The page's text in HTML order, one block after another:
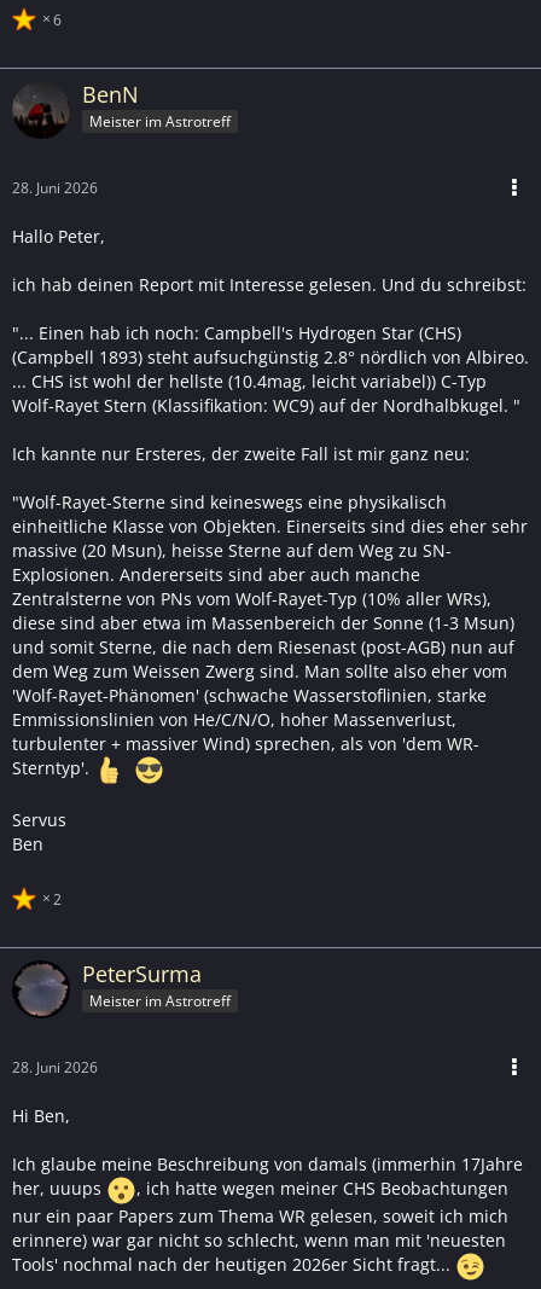
6
BenN
Meister im Astrotreff
28. Juni 2026
Hallo Peter,
ich hab deinen Report mit Interesse gelesen. Und du schreibst:
"... Einen hab ich noch: Campbell's Hydrogen Star (CHS)
(Campbell 1893) steht aufsuchgünstig 2.8° nördlich von Albireo.
... CHS ist wohl der hellste (10.4mag, leicht variabel)) C-Typ
Wolf-Rayet Stern (Klassifikation: WC9) auf der Nordhalbkugel. "
Ich kannte nur Ersteres, der zweite Fall ist mir ganz neu:
"Wolf-Rayet-Sterne sind keineswegs eine physikalisch
einheitliche Klasse von Objekten. Einerseits sind dies eher sehr
massive (20 Msun), heisse Sterne auf dem Weg zu SN-
Explosionen. Andererseits sind aber auch manche
Zentralsterne von PNs vom Wolf-Rayet-Typ (10% aller WRs),
diese sind aber etwa im Massenbereich der Sonne (1-3 Msun)
und somit Sterne, die nach dem Riesenast (post-AGB) nun auf
dem Weg zum Weissen Zwerg sind. Man sollte also eher vom
'Wolf-Rayet-Phänomen' (schwache Wasserstoflinien, starke
Emmissionslinien von He/C/N/O, hoher Massenverlust,
turbulenter + massiver Wind) sprechen, als von 'dem WR-
Sterntyp'.
Servus
Ben
2
PeterSurma
Meister im Astrotreff
28. Juni 2026
Hi Ben,
Ich glaube meine Beschreibung von damals (immerhin 17Jahre
her, uuups
, ich hatte wegen meiner CHS Beobachtungen
nur ein paar Papers zum Thema WR gelesen, soweit ich mich
erinnere) war gar nicht so schlecht, wenn man mit 'neuesten
Tools' nochmal nach der heutigen 2026er Sicht fragt...